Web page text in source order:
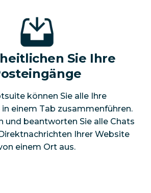
Sie Ihre
können Sie alle Ihre
einem Tab zusammenführen.
und beantworten Sie alle Chats
Ihrer Website
einem Ort aus.